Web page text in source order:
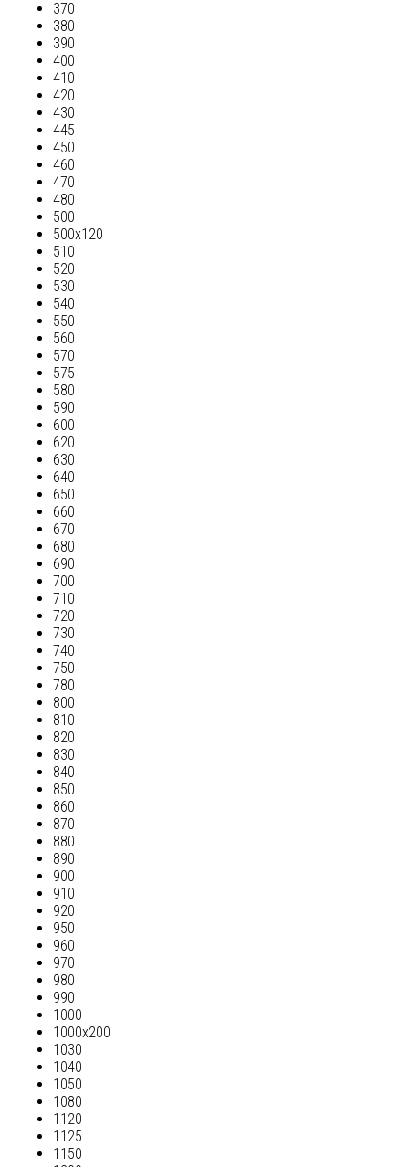
370
380
390
400
410
420
430
445
450
460
470
480
500
500х120
510
520
530
540
550
560
570
575
580
590
600
620
630
640
650
660
670
680
690
700
710
720
730
740
750
780
800
810
820
830
840
850
860
870
880
890
900
910
920
950
960
970
980
990
1000
1000х200
1030
1040
1050
1080
1120
1125
1150